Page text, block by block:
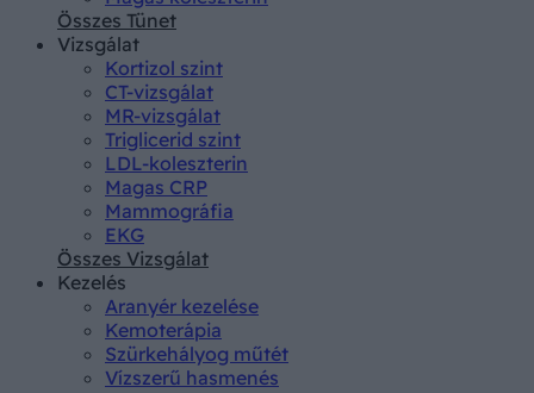
Összes Tünet
Vizsgálat
Kortizol szint
CT-vizsgálat
MR-vizsgálat
Triglicerid szint
LDL-koleszterin
Magas CRP
Mammográfia
EKG
Összes Vizsgálat
Kezelés
Aranyér kezelése
Kemoterápia
Szürkehályog műtét
Vízszerű hasmenés